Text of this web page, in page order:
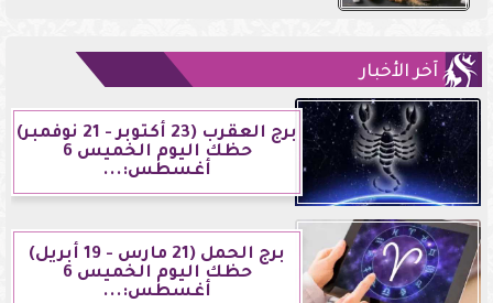
آخر الأخبار
برج العقرب (23 أكتوبر - 21 نوفمبر)
حظك اليوم الخميس 6
أغسطس:...
برج الحمل (21 مارس - 19 أبريل)
حظك اليوم الخميس 6
أغسطس:...